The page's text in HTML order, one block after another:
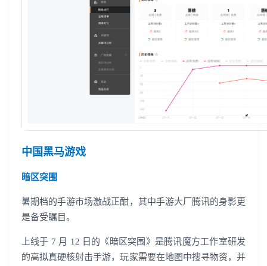
中国黑马游戏
暗区突围
暑期档的手游市场激战正酣，其中手游大厂腾讯的身影更
是备受瞩目。
上线于 7 月 12 日的《暗区突围》是腾讯魔方工作室研发
的高拟真硬核射击手游，玩家需要在地图中搜寻物资，并